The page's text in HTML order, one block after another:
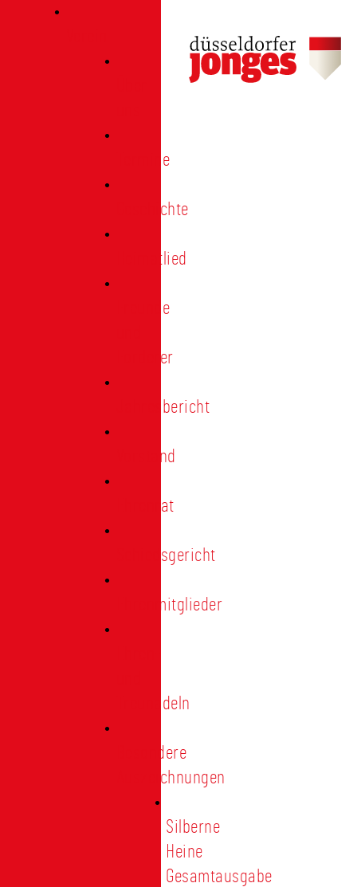
Termine
Geschichte
Heimatlied
Freunde
Förderer
Jahresbericht
Vorstand
Ehrenrat
Schiedsgericht
Ehrenmitglieder
Treunadeln
Besondere
Auszeichnungen
Silberne
Heine
Gesamtausgabe